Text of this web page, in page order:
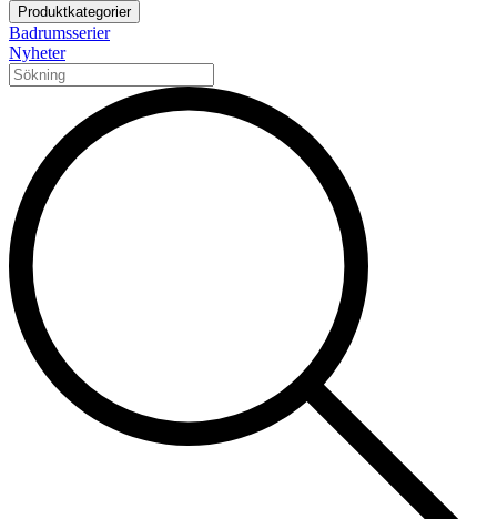
Produktkategorier
Badrumsserier
Nyheter